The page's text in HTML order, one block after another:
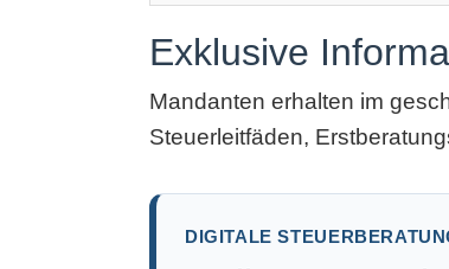
Exklusive
Mandanten erhalten im
Steuerleitfäden,
DIGITALE